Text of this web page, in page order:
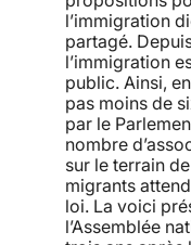
l’immigration
partagé.
l’immigration
public. Ainsi,
pas moins de
par le
nombre
sur le terrain
migrants
loi. La voici
l’Assemblée